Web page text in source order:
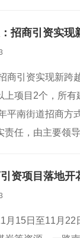
招商引资实现
商引资实现新
上项目2个，所
平南街道招商方
任，由主要领
资项目落地开
月15日至11月